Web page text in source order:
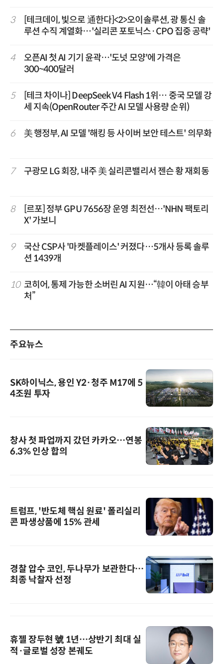
3
[테크데이, 빛으로 通한다]<2>오이솔루션, 광 통신 솔
루션 수직 계열화…'실리콘 포토닉스·CPO 집중 공략'
4
오픈AI 첫 AI 기기 윤곽…'도넛 모양'에 가격은
300~400달러
5
[테크 차이나] DeepSeek V4 Flash 1위… 중국 모델 강
세 지속(OpenRouter 주간 AI 모델 사용량 순위)
6 美 행정부, AI 모델 '해킹 등 사이버 보안 테스트' 의무화
7 구광모 LG 회장, 내주 美 실리콘밸리서 젠슨 황 재회동
8
[르포] 정부 GPU 7656장 운영 최전선…'NHN 팩토리
X' 가보니
9
국산 CSP사 '마켓플레이스' 커졌다…5개사 등록 솔루
션 1439개
10 코히어, 통제 가능한 소버린 AI 지원…“韓이 아태 승부
처”
주요뉴스
SK하이닉스, 용인 Y2·청주 M17에 5
4조원 투자
창사 첫 파업까지 갔던 카카오…연봉
6.3% 인상 합의
트럼프, '반도체 핵심 원료' 폴리실리
콘 파생상품에 15% 관세
경찰 압수 코인, 두나무가 보관한다…
최종 낙찰자 선정
휴젤 장두현 號 1년…상반기 최대 실
적·글로벌 성장 본궤도